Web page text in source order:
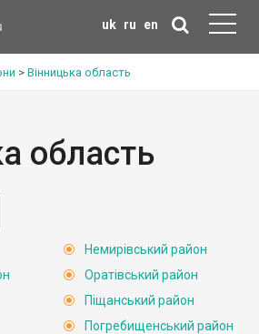
uk ru en
> Вінницька область
область
Немирівський район
Оратівський район
Піщанський район
Погребищенський район